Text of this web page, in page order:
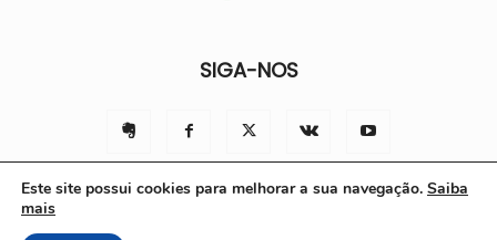
SIGA-NOS
Este site possui cookies para melhorar a sua navegação. Saiba
mais